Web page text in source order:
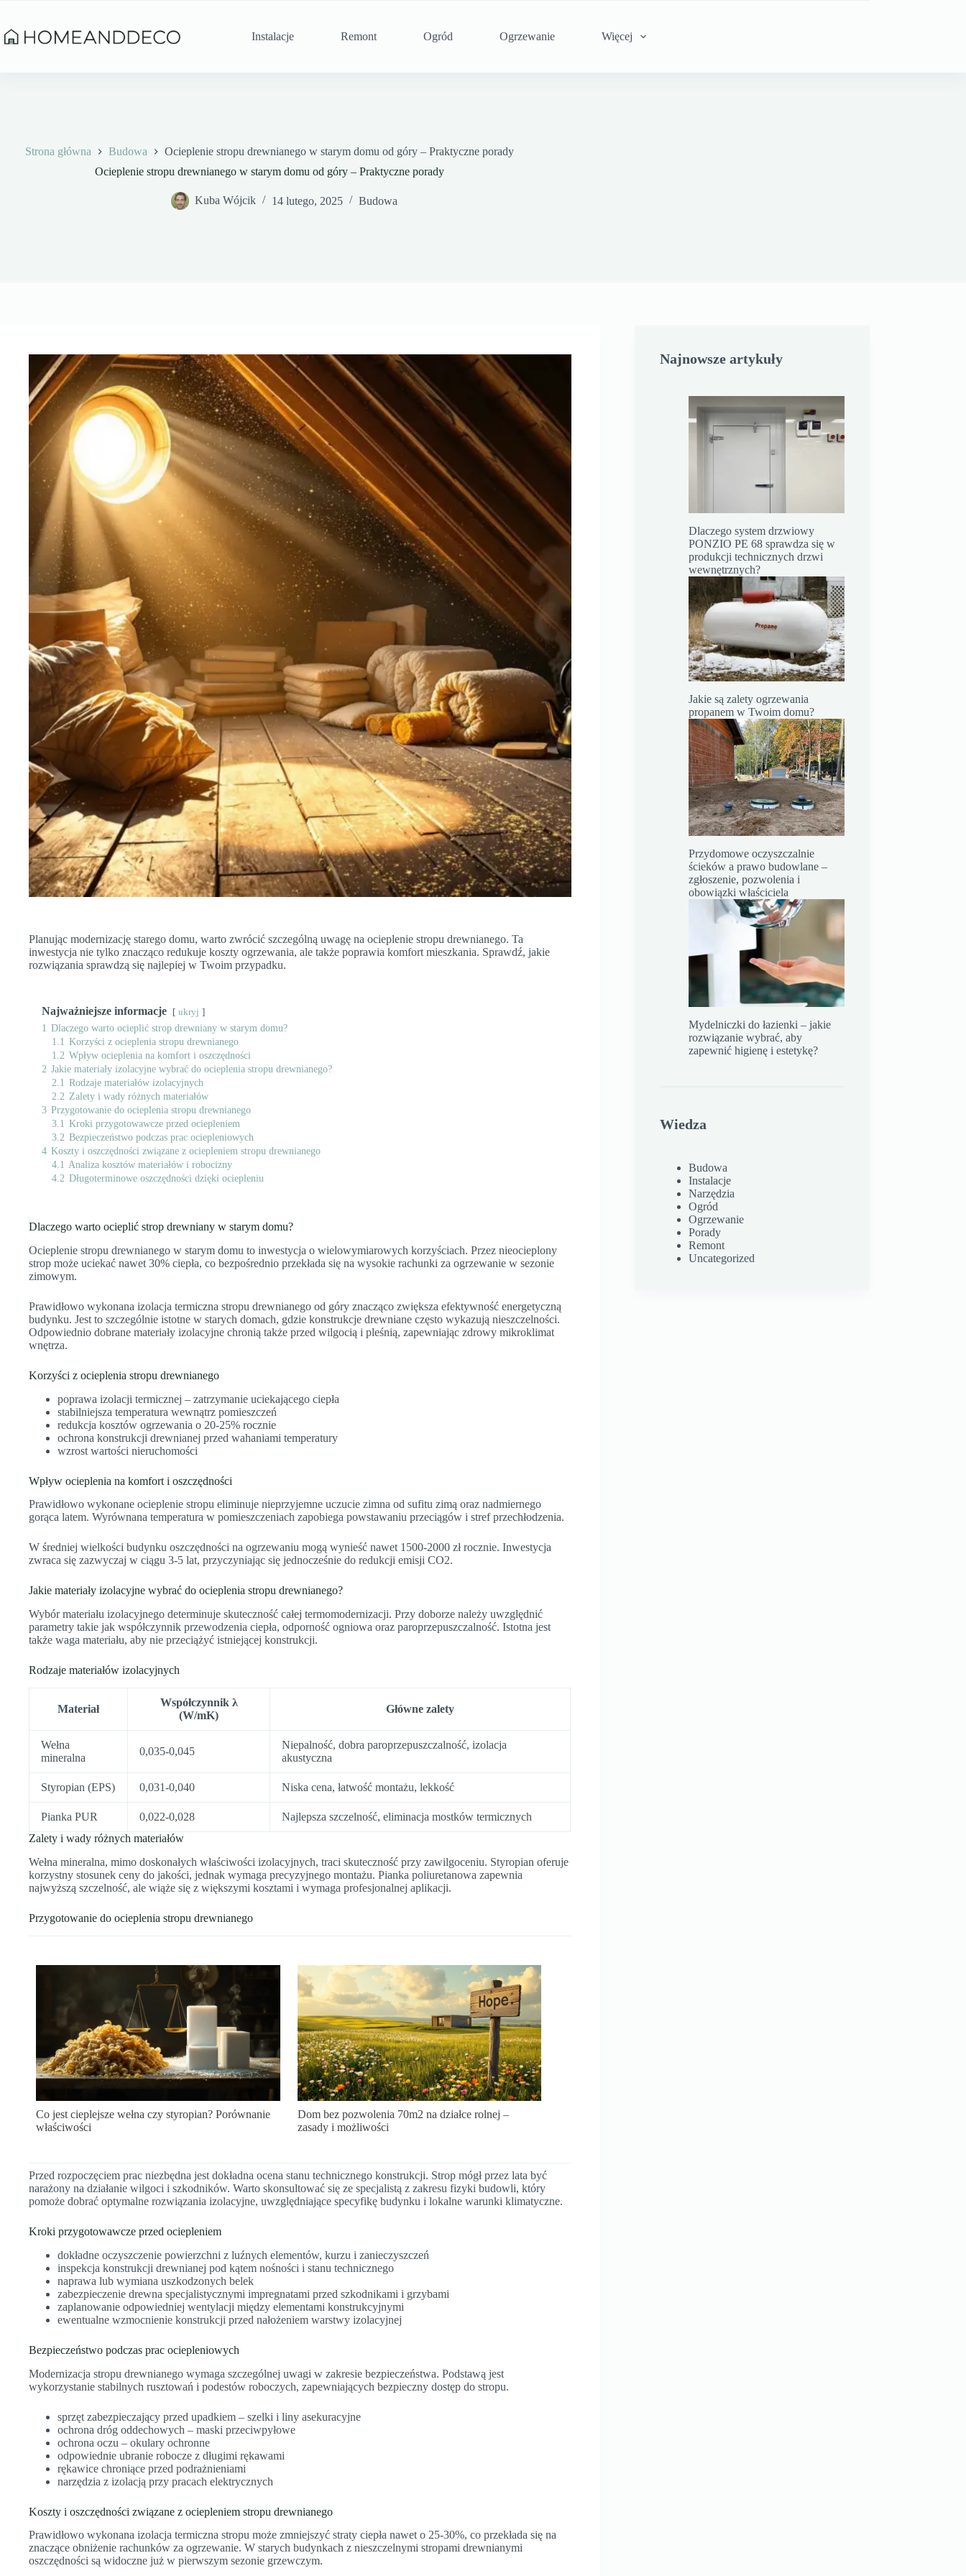
treści
Instalacje Remont Ogród Ogrzewanie Więcej
Strona główna Budowa
Ocieplenie stropu drewnianego w starym domu od góry – Praktyczne porady
Ocieplenie stropu drewnianego w starym domu od góry – Praktyczne porady
Kuba Wójcik 14 lutego, 2025 Budowa
Planując modernizację starego domu, warto zwrócić szczególną uwagę na ocieplenie stropu drewnianego. Ta
inwestycja nie tylko znacząco redukuje koszty ogrzewania, ale także poprawia komfort mieszkania. Sprawdź, jakie
rozwiązania sprawdzą się najlepiej w Twoim przypadku.
Najważniejsze informacje ukryj
1 Dlaczego warto ocieplić strop drewniany w starym domu?
1.1 Korzyści z ocieplenia stropu drewnianego
1.2 Wpływ ocieplenia na komfort i oszczędności
2 Jakie materiały izolacyjne wybrać do ocieplenia stropu drewnianego?
2.1 Rodzaje materiałów izolacyjnych
2.2 Zalety i wady różnych materiałów
3 Przygotowanie do ocieplenia stropu drewnianego
3.1 Kroki przygotowawcze przed ociepleniem
3.2 Bezpieczeństwo podczas prac ociepleniowych
4 Koszty i oszczędności związane z ociepleniem stropu drewnianego
4.1 Analiza kosztów materiałów i robocizny
4.2 Długoterminowe oszczędności dzięki ociepleniu
Dlaczego warto ocieplić strop drewniany w starym domu?
Ocieplenie stropu drewnianego w starym domu to inwestycja o wielowymiarowych korzyściach. Przez nieocieplony
strop może uciekać nawet 30% ciepła, co bezpośrednio przekłada się na wysokie rachunki za ogrzewanie w sezonie
zimowym.
Prawidłowo wykonana izolacja termiczna stropu drewnianego od góry znacząco zwiększa efektywność energetyczną
budynku. Jest to szczególnie istotne w starych domach, gdzie konstrukcje drewniane często wykazują nieszczelności.
Odpowiednio dobrane materiały izolacyjne chronią także przed wilgocią i pleśnią, zapewniając zdrowy mikroklimat
wnętrza.
Korzyści z ocieplenia stropu drewnianego
poprawa izolacji termicznej – zatrzymanie uciekającego ciepła
stabilniejsza temperatura wewnątrz pomieszczeń
redukcja kosztów ogrzewania o 20-25% rocznie
ochrona konstrukcji drewnianej przed wahaniami temperatury
wzrost wartości nieruchomości
Wpływ ocieplenia na komfort i oszczędności
Prawidłowo wykonane ocieplenie stropu eliminuje nieprzyjemne uczucie zimna od sufitu zimą oraz nadmiernego
gorąca latem. Wyrównana temperatura w pomieszczeniach zapobiega powstawaniu przeciągów i stref przechłodzenia.
W średniej wielkości budynku oszczędności na ogrzewaniu mogą wynieść nawet 1500-2000 zł rocznie. Inwestycja
zwraca się zazwyczaj w ciągu 3-5 lat, przyczyniając się jednocześnie do redukcji emisji CO2.
Jakie materiały izolacyjne wybrać do ocieplenia stropu drewnianego?
Wybór materiału izolacyjnego determinuje skuteczność całej termomodernizacji. Przy doborze należy uwzględnić
parametry takie jak współczynnik przewodzenia ciepła, odporność ogniowa oraz paroprzepuszczalność. Istotna jest
także waga materiału, aby nie przeciążyć istniejącej konstrukcji.
Rodzaje materiałów izolacyjnych
Materiał
Współczynnik λ
(W/mK)
Główne zalety
Wełna
mineralna
0,035-0,045
Niepalność, dobra paroprzepuszczalność, izolacja
akustyczna
Styropian (EPS) 0,031-0,040 Niska cena, łatwość montażu, lekkość
Pianka PUR 0,022-0,028
Najlepsza szczelność, eliminacja mostków termicznych
Zalety i wady różnych materiałów
Wełna mineralna, mimo doskonałych właściwości izolacyjnych, traci skuteczność przy zawilgoceniu. Styropian oferuje
korzystny stosunek ceny do jakości, jednak wymaga precyzyjnego montażu. Pianka poliuretanowa zapewnia
najwyższą szczelność, ale wiąże się z większymi kosztami i wymaga profesjonalnej aplikacji.
Przygotowanie do ocieplenia stropu drewnianego
Co jest cieplejsze wełna czy styropian? Porównanie
właściwości
Dom bez pozwolenia 70m2 na działce rolnej –
zasady i możliwości
Przed rozpoczęciem prac niezbędna jest dokładna ocena stanu technicznego konstrukcji. Strop mógł przez lata być
narażony na działanie wilgoci i szkodników. Warto skonsultować się ze specjalistą z zakresu fizyki budowli, który
pomoże dobrać optymalne rozwiązania izolacyjne, uwzględniające specyfikę budynku i lokalne warunki klimatyczne.
Kroki przygotowawcze przed ociepleniem
dokładne oczyszczenie powierzchni z luźnych elementów, kurzu i zanieczyszczeń
inspekcja konstrukcji drewnianej pod kątem nośności i stanu technicznego
naprawa lub wymiana uszkodzonych belek
zabezpieczenie drewna specjalistycznymi impregnatami przed szkodnikami i grzybami
zaplanowanie odpowiedniej wentylacji między elementami konstrukcyjnymi
ewentualne wzmocnienie konstrukcji przed nałożeniem warstwy izolacyjnej
Bezpieczeństwo podczas prac ociepleniowych
Modernizacja stropu drewnianego wymaga szczególnej uwagi w zakresie bezpieczeństwa. Podstawą jest
wykorzystanie stabilnych rusztowań i podestów roboczych, zapewniających bezpieczny dostęp do stropu.
sprzęt zabezpieczający przed upadkiem – szelki i liny asekuracyjne
ochrona dróg oddechowych – maski przeciwpyłowe
ochrona oczu – okulary ochronne
odpowiednie ubranie robocze z długimi rękawami
rękawice chroniące przed podrażnieniami
narzędzia z izolacją przy pracach elektrycznych
Koszty i oszczędności związane z ociepleniem stropu drewnianego
Prawidłowo wykonana izolacja termiczna stropu może zmniejszyć straty ciepła nawet o 25-30%, co przekłada się na
znaczące obniżenie rachunków za ogrzewanie. W starych budynkach z nieszczelnymi stropami drewnianymi
oszczędności są widoczne już w pierwszym sezonie grzewczym.
Najnowsze artykuły
Dlaczego system drzwiowy
PONZIO PE 68 sprawdza się w
produkcji technicznych drzwi
wewnętrznych?
Jakie są zalety ogrzewania
propanem w Twoim domu?
Przydomowe oczyszczalnie
ścieków a prawo budowlane –
zgłoszenie, pozwolenia i
obowiązki właściciela
Mydelniczki do łazienki – jakie
rozwiązanie wybrać, aby
zapewnić higienę i estetykę?
Wiedza
Budowa
Instalacje
Narzędzia
Ogród
Ogrzewanie
Porady
Remont
Uncategorized